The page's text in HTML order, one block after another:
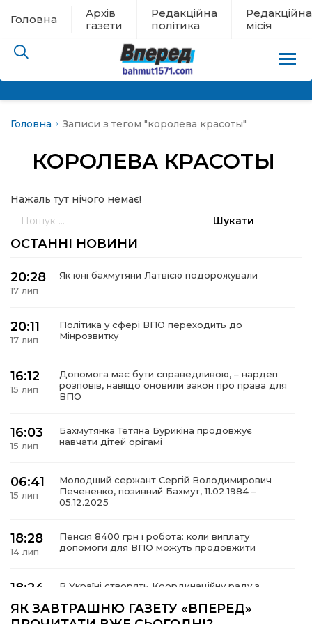
Головна
Архів
газети
Редакційна
політика
Редакційна
місія
евакуації
новини
місія
Головна Записи з тегом "королева красоты"
КОРОЛЕВА КРАСОТЫ
Нажаль тут нічого немає!
ОСТАННІ НОВИНИ
20:28
17 лип
Як юні бахмутяни Латвією подорожували
20:11
17 лип
Політика у сфері ВПО переходить до
Мінрозвитку
16:12
15 лип
Допомога має бути справедливою, – нардеп
розповів, навіщо оновили закон про права для
ВПО
16:03
15 лип
Бахмутянка Тетяна Бурикіна продовжує
навчати дітей орігамі
06:41
15 лип
Молодший сержант Сергій Володимирович
Печененко, позивний Бахмут, 11.02.1984 –
05.12.2025
18:28
14 лип
Пенсія 8400 грн і робота: коли виплату
допомоги для ВПО можуть продовжити
18:24
В Україні створять Координаційну раду з
кордону
ЯК ЗАВТРАШНЮ ГАЗЕТУ «ВПЕРЕД»